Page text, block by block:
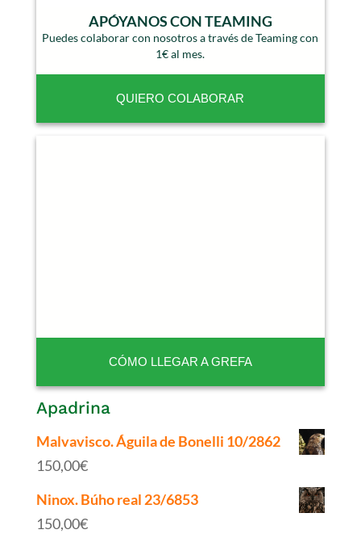
APÓYANOS CON TEAMING
Puedes colaborar con nosotros a través de Teaming con
1€ al mes.
QUIERO COLABORAR
CÓMO LLEGAR A GREFA
Apadrina
Malvavisco. Águila de Bonelli 10/2862
150,00€
Ninox. Búho real 23/6853
150,00€